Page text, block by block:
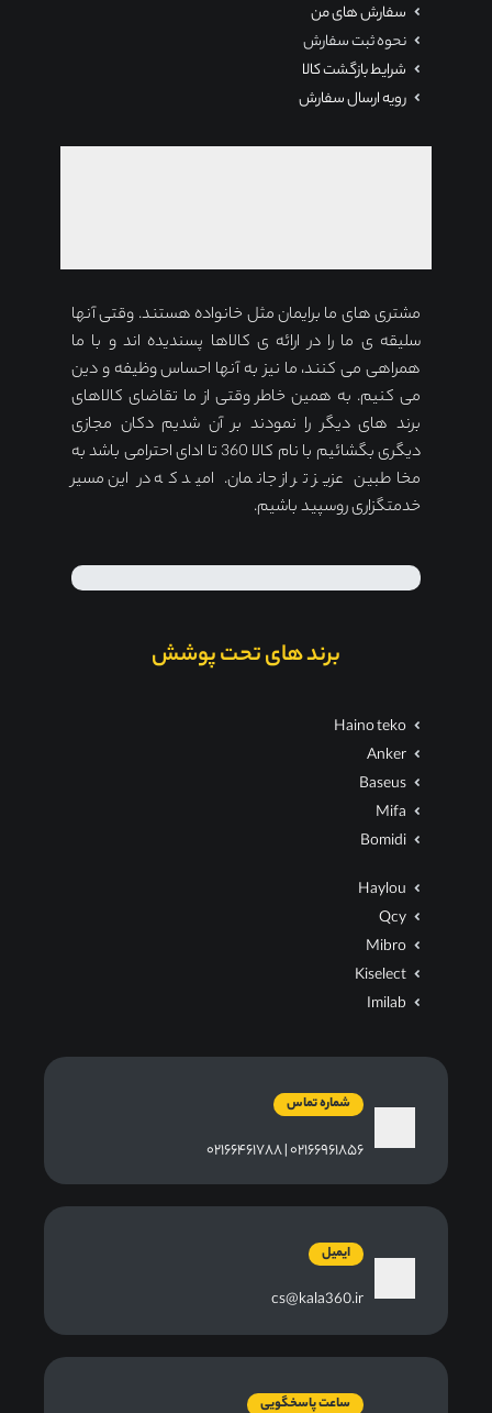
سفارش های من
نحوه ثبت سفارش
شرایط بازگشت کالا
رویه ارسال سفارش
مشتری های ما برایمان مثل خانواده هستند. وقتی آنها
سلیقه ی ما را در ارائه ی کالاها پسندیده اند و با ما
همراهی می کنند، ما نیز به آنها احساس وظیفه و دین
می کنیم. به همین خاطر وقتی از ما تقاضای کالاهای
برند های دیگر را نمودند بر آن شدیم دکان مجازی
دیگری بگشائیم با نام کالا 360 تا ادای احترامی باشد به
مخاطبین عزیز تر از جانمان. امید که در این مسیر
خدمتگزاری روسپید باشیم.
برند های تحت پوشش
Haino teko
Anker
Baseus
Mifa
Bomidi
Haylou
Qcy
Mibro
Kiselect
Imilab
شماره تماس
۰۲۱۶۶۹۶۱۸۵۶ | ۰۲۱۶۶۴۶۱۷۸۸
ایمیل
cs@kala360.ir
ساعت پاسخگویی